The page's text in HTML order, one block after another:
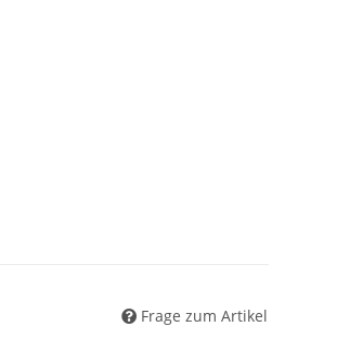
Frage zum Artikel